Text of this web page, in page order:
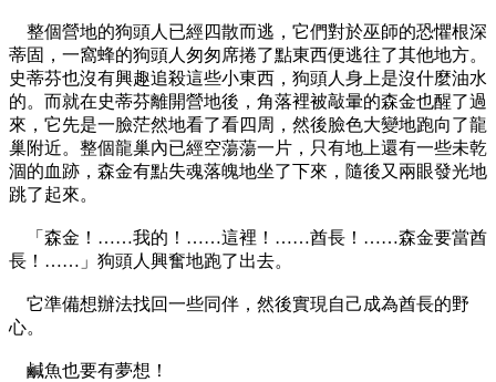
整個營地的狗頭人已經四散而逃，它們對於巫師的恐懼根深
蒂固，一窩蜂的狗頭人匆匆席捲了點東西便逃往了其他地方。
史蒂芬也沒有興趣追殺這些小東西，狗頭人身上是沒什麼油水
的。而就在史蒂芬離開營地後，角落裡被敲暈的森金也醒了過
來，它先是一臉茫然地看了看四周，然後臉色大變地跑向了龍
巢附近。整個龍巢內已經空蕩蕩一片，只有地上還有一些未乾
涸的血跡，森金有點失魂落魄地坐了下來，隨後又兩眼發光地
跳了起來。
「森金！……我的！……這裡！……酋長！……森金要當酋
長！……」狗頭人興奮地跑了出去。
它準備想辦法找回一些同伴，然後實現自己成為酋長的野
心。
鹹魚也要有夢想！